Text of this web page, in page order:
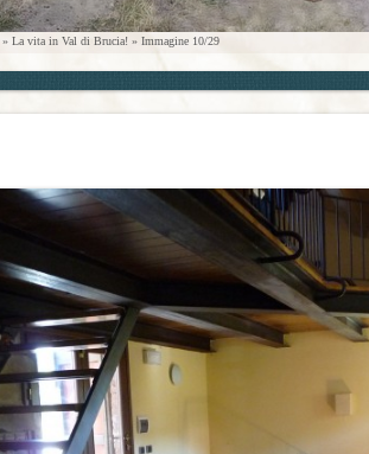
» La vita in Val di Brucia! » Immagine 10/29